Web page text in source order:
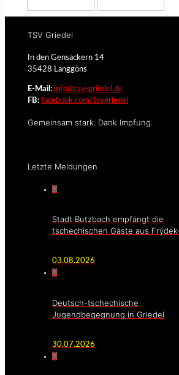
TSV Griedel
In den Gensäckern 14
35428 Langgöns
E-Mail: info@tsv-griedel.de
FB: facebook.com/tsvgriedel
Gemeinsam stark. Dank Impfung.
Letzte Meldungen
0
Stadt Butzbach empfängt die
tschechischen Gäste aus
03.08.2026
0
Deutsch-tschechische
Jugendbegegnung in Griedel
30.07.2026
0